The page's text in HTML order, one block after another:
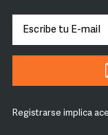
Registrarse implica